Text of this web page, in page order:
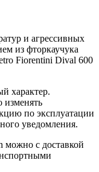
и агрессивных
из фторкаучука
Fiorentini Dival 600
характер.
изменять
по эксплуатации
уведомления.
можно с доставкой